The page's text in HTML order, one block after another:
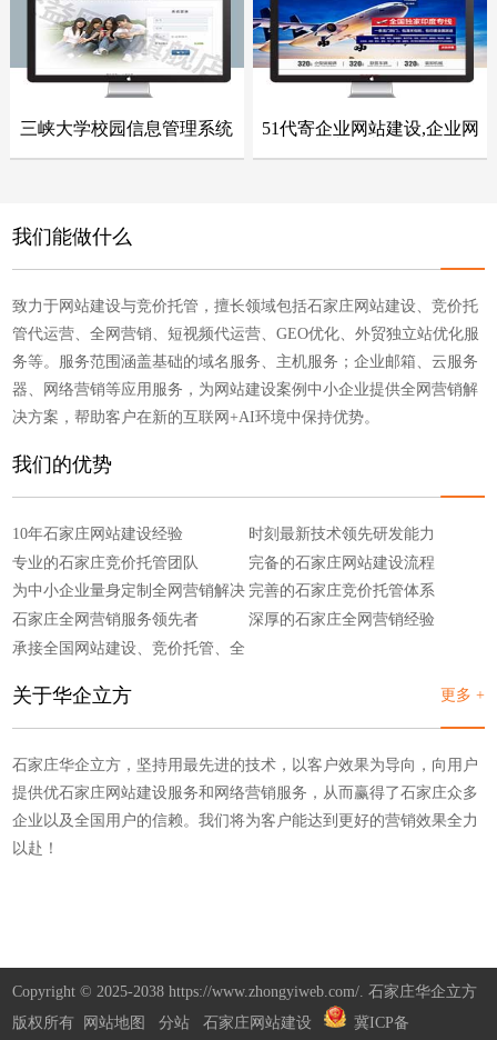
点击浏览 点击浏览
- 网站建设案例 -
点击浏览
三峡大学校园信息管理系统 - 网站建设案例 -
51代寄企业网站建设,企业网
我们能做什么
致力于网站建设与竞价托管，擅长领域包括石家庄网站建设、竞价托
管代运营、全网营销、短视频代运营、GEO优化、外贸独立站优化服
务等。服务范围涵盖基础的域名服务、主机服务；企业邮箱、云服务
器、网络营销等应用服务，为网站建设案例中小企业提供全网营销解
决方案，帮助客户在新的互联网+AI环境中保持优势。
我们的优势
10年石家庄网站建设经验
专业的石家庄竞价托管团队
为中小企业量身定制全网营销解决
方案
石家庄全网营销服务领先者
承接全国网站建设、竞价托管、全
时刻最新技术领先研发能力
完备的石家庄网站建设流程
完善的石家庄竞价托管体系
深厚的石家庄全网营销经验
更多 +
关于华企立方
石家庄华企立方，坚持用最先进的技术，以客户效果为导向，向用户
提供优石家庄网站建设服务和网络营销服务，从而赢得了石家庄众多
企业以及全国用户的信赖。我们将为客户能达到更好的营销效果全力
以赴！
Copyright © 2025-2038 https://www.zhongyiweb.com/. 石家庄华企立方
版权所有
网站地图 分站 石家庄网站建设 冀ICP备